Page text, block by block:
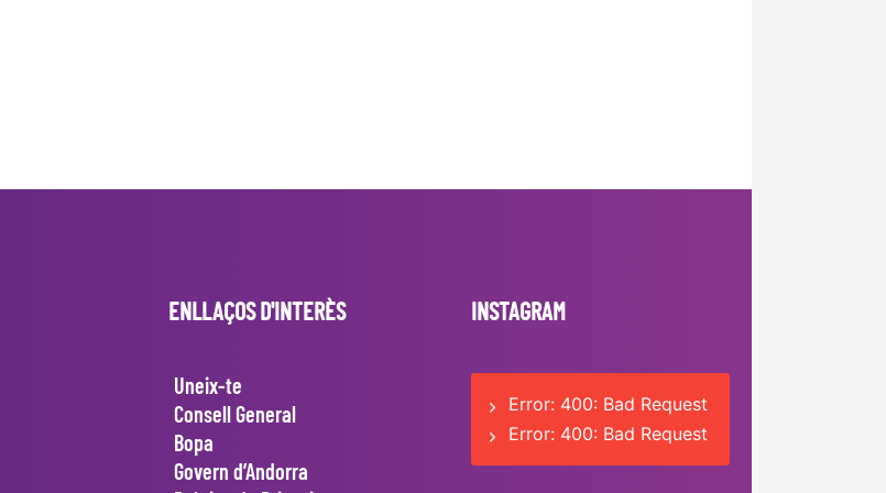
ENLLAÇOS D'INTERÈS
Uneix-te
Consell General
Bopa
Govern d’Andorra
INSTAGRAM
Error: 400: Bad Request
Error: 400: Bad Request